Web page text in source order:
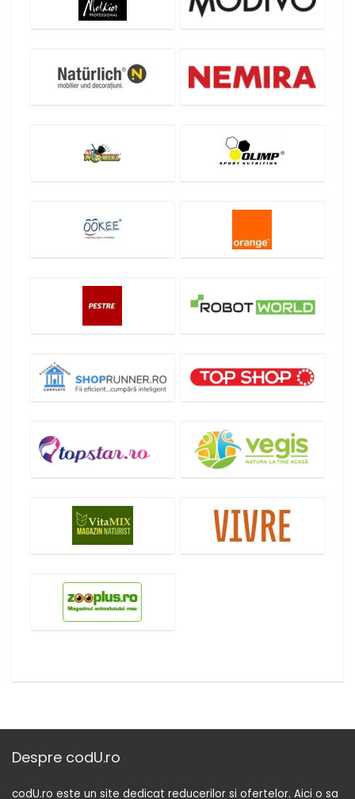
Despre codU.ro
codU.ro este un site dedicat reducerilor si ofertelor. Aici o sa